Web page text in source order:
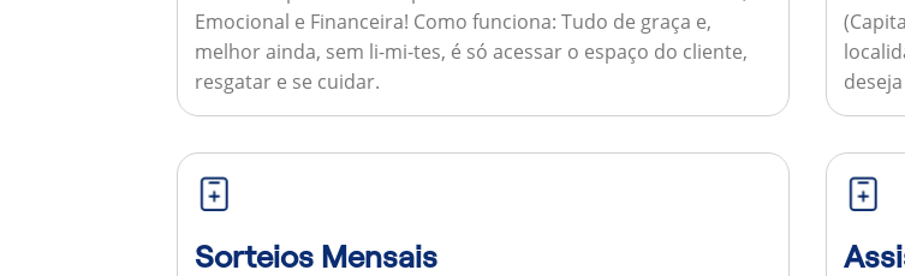
Emocional e Financeira! Como funciona: Tudo de graça e,
melhor ainda, sem li-mi-tes, é só acessar o espaço do cliente,
resgatar e se cuidar.
Sorteios Mensais